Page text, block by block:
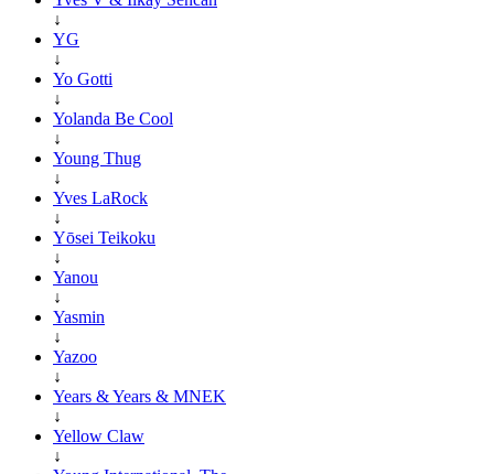
↓
YG
↓
Yo Gotti
↓
Yolanda Be Cool
↓
Young Thug
↓
Yves LaRock
↓
Yōsei Teikoku
↓
Yanou
↓
Yasmin
↓
Yazoo
↓
Years & Years & MNEK
↓
Yellow Claw
↓